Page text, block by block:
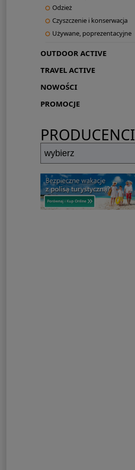
Odzież
Czyszczenie i konserwacja
Używane, poprezentacyjne
OUTDOOR ACTIVE
TRAVEL ACTIVE
NOWOŚCI
PROMOCJE
PRODUCENCI